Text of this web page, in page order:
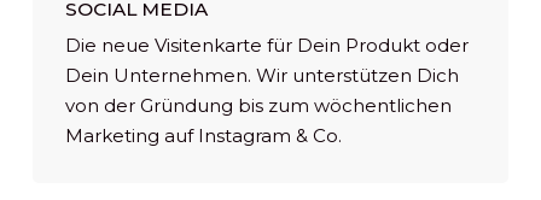
SOCIAL MEDIA
Die neue Visitenkarte für Dein Produkt oder
Dein Unternehmen. Wir unterstützen Dich
von der Gründung bis zum wöchentlichen
Marketing auf Instagram & Co.